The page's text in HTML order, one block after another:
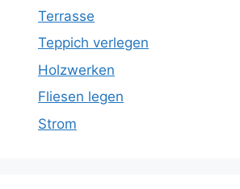
Terrasse
Teppich verlegen
Holzwerken
Fliesen legen
Strom